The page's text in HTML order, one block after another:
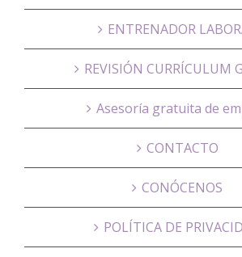
ENTRENADOR
REVISIÓN CURRÍCULUM
Asesoría gratuita de
CONTACTO
CONÓCENOS
POLÍTICA DE